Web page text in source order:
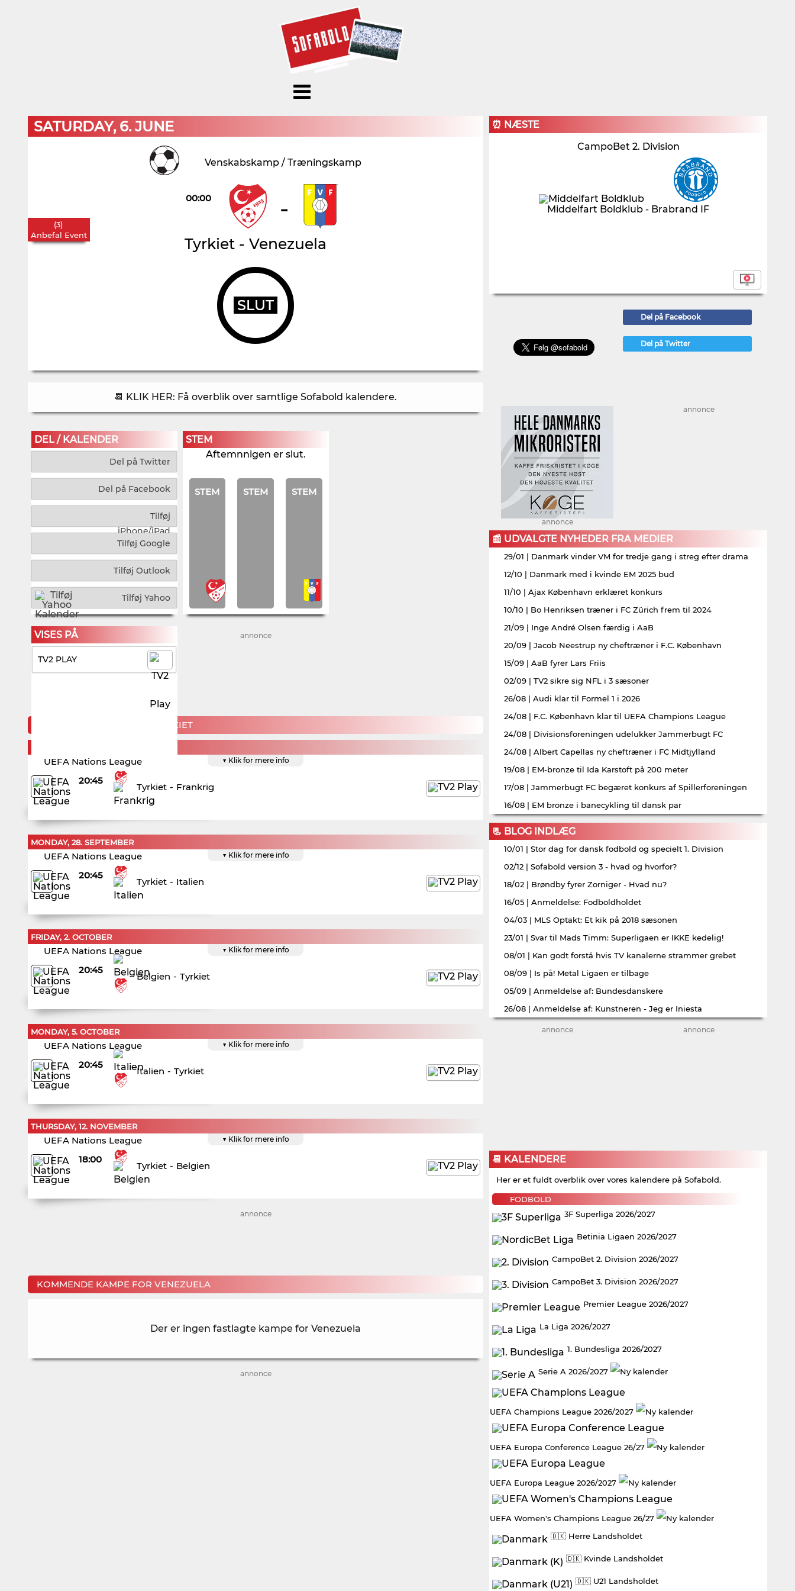
Menu
Forside
Blogs
Sofabold
Kontakt
Log ind
SATURDAY, 6. JUNE
Venskabskamp / Træningskamp
00:00 -
Tyrkiet - Venezuela
SLUT
(3)
Anbefal Event
📆 KLIK HER: Få overblik over samtlige Sofabold kalendere.
DEL / KALENDER
Del på Twitter
Del på Facebook
Tilføj
iPhone/iPad
Tilføj Google
Tilføj Outlook
Tilføj Yahoo
STEM
Aftemnnigen er slut.
STEM STEM STEM
VISES PÅ
TV2 PLAY
annonce
KOMMENDE KAMPE FOR TYRKIET
▼ Klik for mere info
UEFA Nations League
20:45
Tyrkiet - Frankrig
MONDAY, 28. SEPTEMBER
▼ Klik for mere info
UEFA Nations League
20:45
Tyrkiet - Italien
FRIDAY, 2. OCTOBER
▼ Klik for mere info
UEFA Nations League
20:45
Belgien - Tyrkiet
MONDAY, 5. OCTOBER
▼ Klik for mere info
UEFA Nations League
20:45
Italien - Tyrkiet
THURSDAY, 12. NOVEMBER
▼ Klik for mere info
UEFA Nations League
18:00
Tyrkiet - Belgien
annonce
KOMMENDE KAMPE FOR VENEZUELA
Der er ingen fastlagte kampe for Venezuela
annonce
⏰ NÆSTE
CampoBet 2. Division
Middelfart Boldklub - Brabrand IF
Del på Facebook
Del på Twitter
annonce
annonce
📰 UDVALGTE NYHEDER FRA MEDIER
29/01 | Danmark vinder VM for tredje gang i streg efter drama
12/10 | Danmark med i kvinde EM 2025 bud
11/10 | Ajax København erklæret konkurs
10/10 | Bo Henriksen træner i FC Zürich frem til 2024
21/09 | Inge André Olsen færdig i AaB
20/09 | Jacob Neestrup ny cheftræner i F.C. København
15/09 | AaB fyrer Lars Friis
02/09 | TV2 sikre sig NFL i 3 sæsoner
26/08 | Audi klar til Formel 1 i 2026
24/08 | F.C. København klar til UEFA Champions League
24/08 | Divisionsforeningen udelukker Jammerbugt FC
24/08 | Albert Capellas ny cheftræner i FC Midtjylland
19/08 | EM-bronze til Ida Karstoft på 200 meter
17/08 | Jammerbugt FC begæret konkurs af Spillerforeningen
16/08 | EM bronze i banecykling til dansk par
📃 BLOG INDLÆG
10/01 | Stor dag for dansk fodbold og specielt 1. Division
02/12 | Sofabold version 3 - hvad og hvorfor?
18/02 | Brøndby fyrer Zorniger - Hvad nu?
16/05 | Anmeldelse: Fodboldholdet
04/03 | MLS Optakt: Et kik på 2018 sæsonen
23/01 | Svar til Mads Timm: Superligaen er IKKE kedelig!
08/01 | Kan godt forstå hvis TV kanalerne strammer grebet
08/09 | Is på! Metal Ligaen er tilbage
05/09 | Anmeldelse af: Bundesdanskere
26/08 | Anmeldelse af: Kunstneren - Jeg er Iniesta
annonce annonce
📆 KALENDERE
Her er et fuldt overblik over vores kalendere på Sofabold.
FODBOLD
3F Superliga 2026/2027
Betinia Ligaen 2026/2027
CampoBet 2. Division 2026/2027
CampoBet 3. Division 2026/2027
Premier League 2026/2027
La Liga 2026/2027
1. Bundesliga 2026/2027
Serie A 2026/2027
UEFA Champions League 2026/2027
UEFA Europa Conference League 26/27
UEFA Europa League 2026/2027
UEFA Women's Champions League 26/27
🇩🇰 Herre Landsholdet
🇩🇰 Kvinde Landsholdet
🇩🇰 U21 Landsholdet